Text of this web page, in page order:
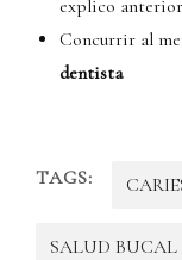
explico
Concurrir al
dentista
TAGS:
SALUD BUCAL